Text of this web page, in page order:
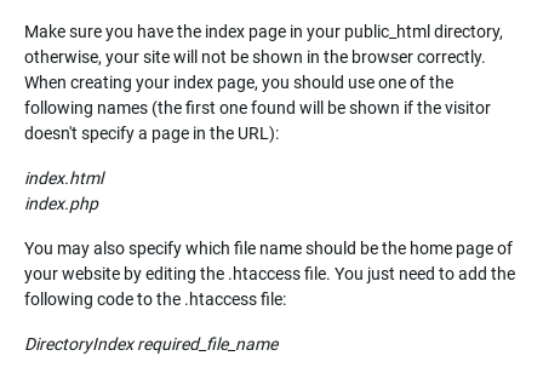
Make sure you have the index page in your public_html directory,
otherwise, your site will not be shown in the browser correctly.
When creating your index page, you should use one of the
following names (the first one found will be shown if the visitor
doesn't specify a page in the URL):
index.html
index.php
You may also specify which file name should be the home page of
your website by editing the .htaccess file. You just need to add the
following code to the .htaccess file:
DirectoryIndexrequired_file_name